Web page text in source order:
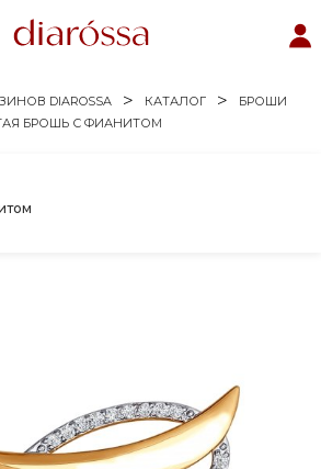
DIAROSSA КАТАЛОГ
БРОШИ
БРОШЬ С ФИАНИТОМ